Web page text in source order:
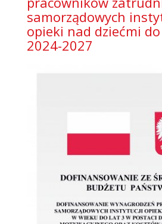
samorządowych
opieki nad dziećmi
2024-2027